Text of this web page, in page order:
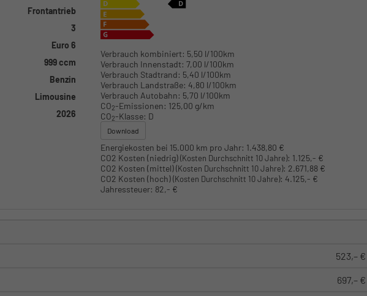
Frontantrieb
3
Euro 6
999 ccm
Benzin
Limousine
2026
Verbrauch kombiniert: 5,50 l/100km
Verbrauch Innenstadt: 7,00 l/100km
Verbrauch Stadtrand: 5,40 l/100km
Verbrauch Landstraße: 4,80 l/100km
Verbrauch Autobahn: 5,70 l/100km
CO2-Emissionen: 125,00 g/km
CO2-Klasse: D
Download
Energiekosten bei 15.000 km pro Jahr: 1.438,80 €
CO2 Kosten (niedrig)(Kosten Durchschnitt 10 Jahre): 1.125,- €
CO2 Kosten (mittel)(Kosten Durchschnitt 10 Jahre): 2.671,88 €
CO2 Kosten (hoch)(Kosten Durchschnitt 10 Jahre): 4.125,- €
Jahressteuer: 82,- €
523,– €
697,– €